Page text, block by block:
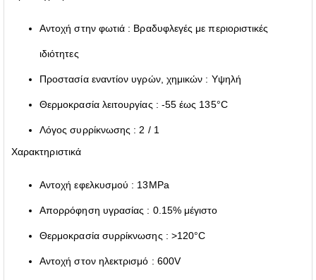
Αντοχή στην φωτιά : Βραδυφλεγές με περιοριστικές
ιδιότητες
Προστασία εναντίον υγρών, χημικών : Υψηλή
Θερμοκρασία λειτουργίας : -55 έως 135°C
Λόγος συρρίκνωσης : 2 / 1
Χαρακτηριστικά
Αντοχή εφελκυσμού : 13MPa
Απορρόφηση υγρασίας : 0.15% μέγιστο
Θερμοκρασία συρρίκνωσης : >120°C
Αντοχή στον ηλεκτρισμό : 600V